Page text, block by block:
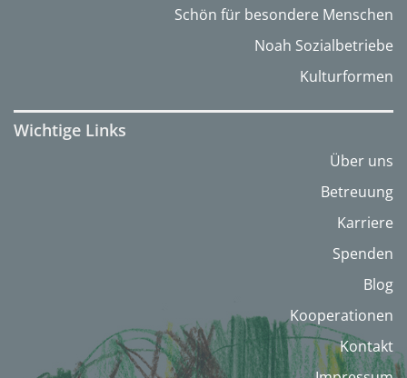
Schön für besondere Menschen
Noah Sozialbetriebe
Kulturformen
Wichtige Links
Über uns
Betreuung
Karriere
Spenden
Blog
Kooperationen
Kontakt